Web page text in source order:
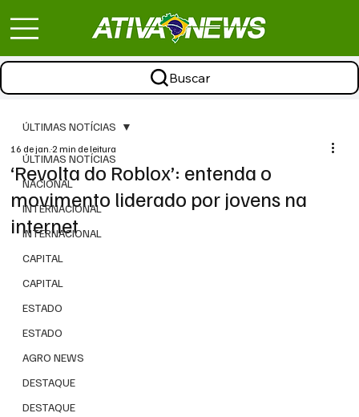
Buscar
ÚLTIMAS NOTÍCIAS
NACIONAL
INTERNACIONAL
INTERNACIONAL
CAPITAL
CAPITAL
ESTADO
ESTADO
AGRO NEWS
DESTAQUE
DESTAQUE
ÚLTIMAS NOTÍCIAS
‘Revolta do Roblox’: entenda o
movimento liderado por jovens na
internet
16 de jan.2 min de leitura